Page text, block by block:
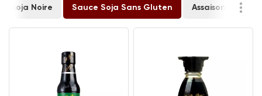
Soja Noire Sauce Soja Sans Gluten Assaisonnement